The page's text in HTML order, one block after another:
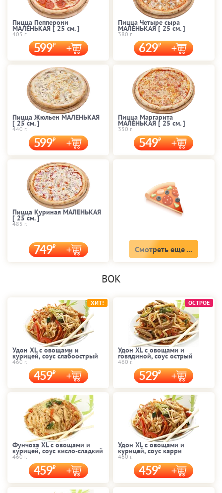
Пицца Пепперони
МАЛЕНЬКАЯ [ 25 cм. ]
405 г.
599
Пицца Четыре сыра
МАЛЕНЬКАЯ [ 25 cм. ]
380 г.
629
Пицца Жюльен МАЛЕНЬКАЯ
[ 25 cм. ]
440 г.
599
Пицца Маргарита
МАЛЕНЬКАЯ [ 25 cм. ]
350 г.
549
Пицца Куриная МАЛЕНЬКАЯ
[ 25 cм. ]
485 г.
749 Смотреть еще ...
ВОК
Удон XL с овощами и
курицей, соус слабоострый
460 г.
459
ХИТ!
Удон XL с овощами и
говядиной, соус острый
460 г.
529
ОСТРОЕ
Фунчоза XL с овощами и
курицей, соус кисло-сладкий
460 г.
459
Удон XL с овощами и
курицей, соус карри
460 г.
459